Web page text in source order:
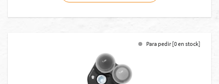
Para pedir [0 en stock]